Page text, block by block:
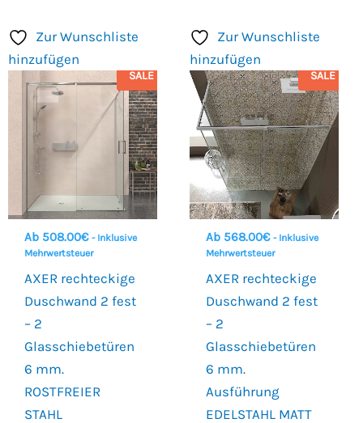
Zur Wunschliste
hinzufügen
SALE
Ab 508.00€ - Inklusive
Mehrwertsteuer
AXER rechteckige
Duschwand 2 fest
– 2
Glasschiebetüren
6 mm.
ROSTFREIER
STAHL
Zur Wunschliste
hinzufügen
SALE
Ab 568.00€ - Inklusive
Mehrwertsteuer
AXER rechteckige
Duschwand 2 fest
– 2
Glasschiebetüren
6 mm.
Ausführung
EDELSTAHL MATT